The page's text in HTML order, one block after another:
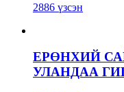
2886 үзсэн
ЕРӨНХИЙ
УЛАНДАА